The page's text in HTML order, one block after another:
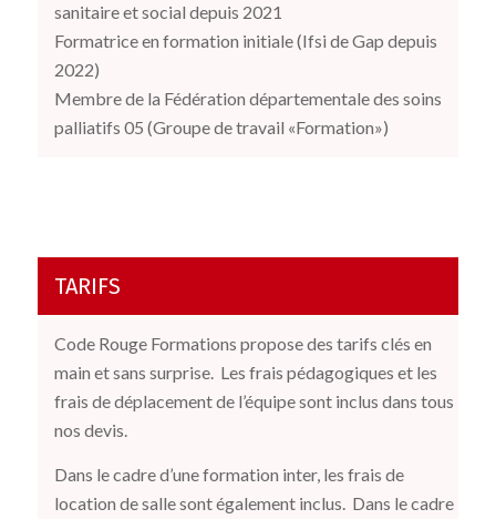
sanitaire et social depuis 2021
Formatrice en formation initiale (Ifsi de Gap depuis
2022)
Membre de la Fédération départementale des soins
palliatifs 05 (Groupe de travail «Formation»)
TARIFS
Code Rouge Formations propose des tarifs clés en
main et sans surprise. Les frais pédagogiques et les
frais de déplacement de l’équipe sont inclus dans tous
nos devis.
Dans le cadre d’une formation inter, les frais de
location de salle sont également inclus. Dans le cadre